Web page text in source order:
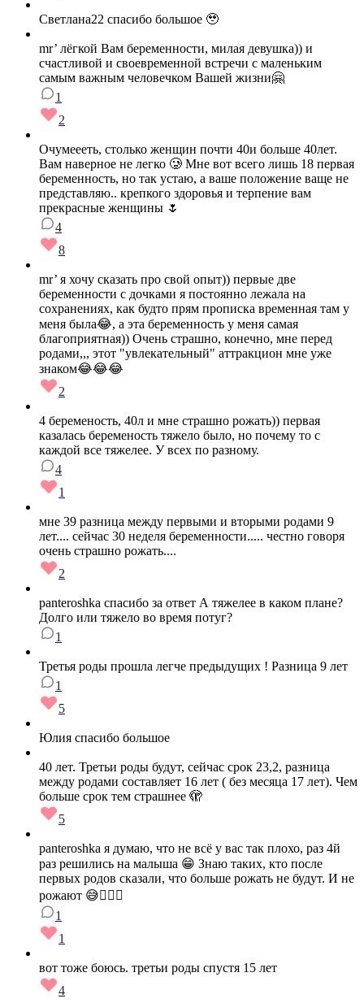
Светлана22 спасибо большое 🥹
mr’ лёгкой Вам беременности, милая девушка)) и
счастливой и своевременной встречи с маленьким
самым важным человечком Вашей жизни🤗
1
2
Очумеееть, столько женщин почти 40и больше 40лет.
Вам наверное не легко 🥲 Мне вот всего лишь 18 первая
беременность, но так устаю, а ваше положение ваще не
представляю.. крепкого здоровья и терпение вам
прекрасные женщины 🌷
4
8
mr’ я хочу сказать про свой опыт)) первые две
беременности с дочками я постоянно лежала на
сохранениях, как будто прям прописка временная там у
меня была😂, а эта беременность у меня самая
благоприятная)) Очень страшно, конечно, мне перед
родами,,, этот "увлекательный" аттракцион мне уже
знаком😂😂😂
2
4 беременость, 40л и мне страшно рожать)) первая
казалась беременость тяжело было, но почему то с
каждой все тяжелее. У всех по разному.
4
1
мне 39 разница между первыми и вторыми родами 9
лет.... сейчас 30 неделя беременности..... честно говоря
очень страшно рожать....
2
panteroshka спасибо за ответ А тяжелее в каком плане?
Долго или тяжело во время потуг?
1
Третья роды прошла легче предыдущих ! Разница 9 лет
1
5
Юлия спасибо большое
40 лет. Третьи роды будут, сейчас срок 23,2, разница
между родами составляет 16 лет ( без месяца 17 лет). Чем
больше срок тем страшнее 🫣
5
panteroshka я думаю, что не всё у вас так плохо, раз 4й
раз решились на малыша 😁 Знаю таких, кто после
первых родов сказали, что больше рожать не будут. И не
рожают 😅🤷🏼‍♀️
1
1
вот тоже боюсь. третьи роды спустя 15 лет
4